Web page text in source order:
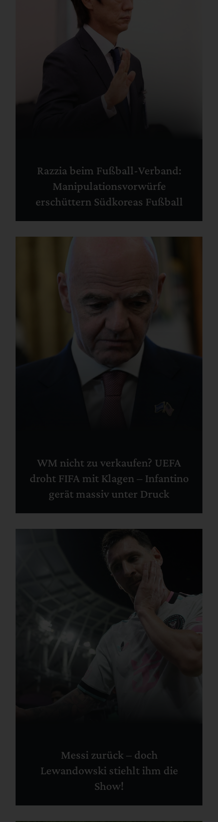
Razzia beim Fußball-Verband:
Manipulationsvorwürfe
erschüttern Südkoreas Fußball
WM nicht zu verkaufen? UEFA
droht FIFA mit Klagen – Infantino
gerät massiv unter Druck
Messi zurück – doch
Lewandowski stiehlt ihm die
Show!